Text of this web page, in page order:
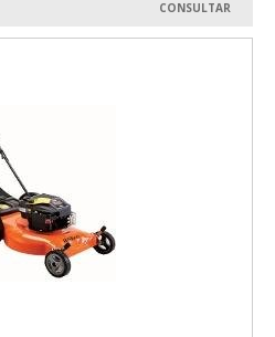
CONSULTAR